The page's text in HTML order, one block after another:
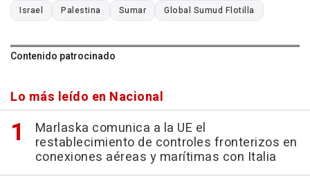
Israel Palestina Sumar Global Sumud Flotilla
Contenido patrocinado
Lo más leído en Nacional
Marlaska comunica a la UE el
restablecimiento de controles fronterizos en
conexiones aéreas y marítimas con Italia